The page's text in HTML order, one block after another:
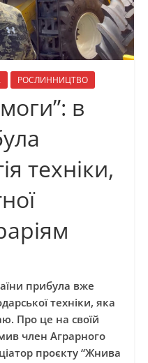
РОСЛИННИЦТВО
в
техніки,
прибула вже
техніки, яка
Про це на своїй
член Аграрного
проєкту “Жнива